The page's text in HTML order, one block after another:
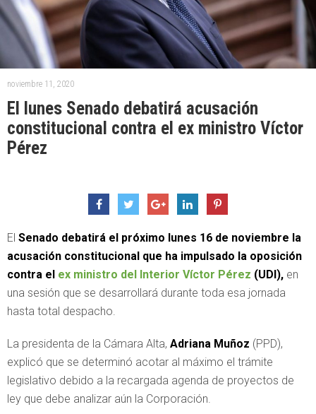
noviembre 11, 2020
El lunes Senado debatirá acusación
constitucional contra el ex ministro Víctor
Pérez
El Senado debatirá el próximo lunes 16 de noviembre la
acusación constitucional que ha impulsado la oposición
contra el ex ministro del Interior Víctor Pérez (UDI), en
una sesión que se desarrollará durante toda esa jornada
hasta total despacho.
La presidenta de la Cámara Alta, Adriana Muñoz (PPD),
explicó que se determinó acotar al máximo el trámite
legislativo debido a la recargada agenda de proyectos de
ley que debe analizar aún la Corporación.